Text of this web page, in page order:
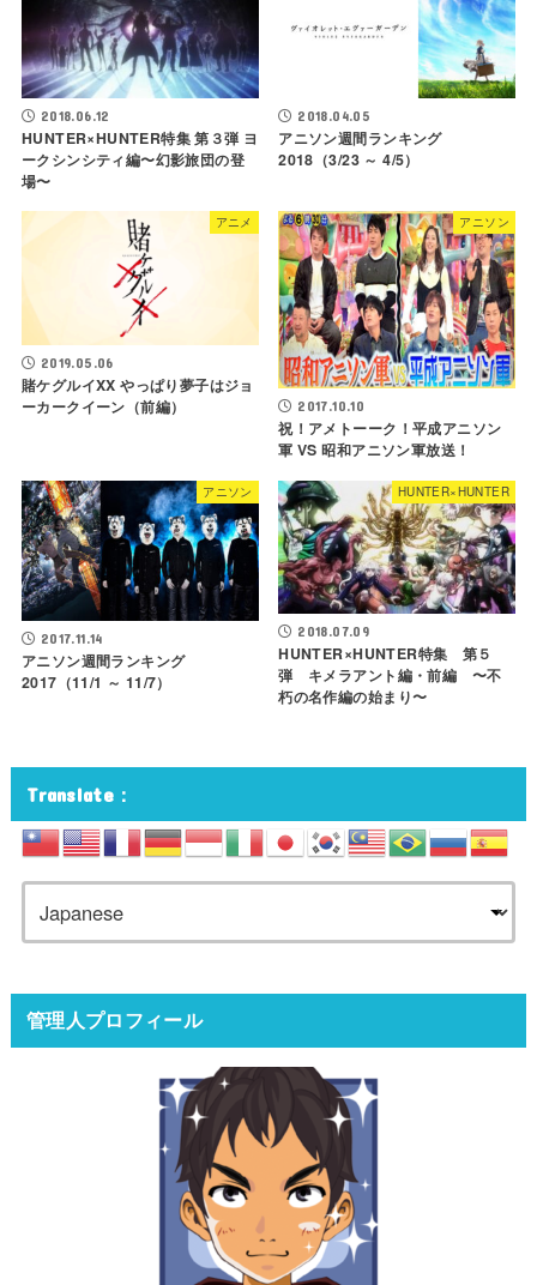
2018.06.12
HUNTER×HUNTER特集 第３弾 ヨ
ークシンシティ編〜幻影旅団の登
場〜
2018.04.05
アニソン週間ランキング
2018（3/23 ～ 4/5）
アニメ
2019.05.06
賭ケグルイXX やっぱり夢子はジョ
ーカークイーン（前編）
アニソン
2017.10.10
祝！アメトーーク！平成アニソン
軍 VS 昭和アニソン軍放送！
アニソン
2017.11.14
アニソン週間ランキング
2017（11/1 ～ 11/7）
HUNTER×HUNTER
2018.07.09
HUNTER×HUNTER特集 第５
弾 キメラアント編・前編 〜不
朽の名作編の始まり〜
Translate：
管理人プロフィール